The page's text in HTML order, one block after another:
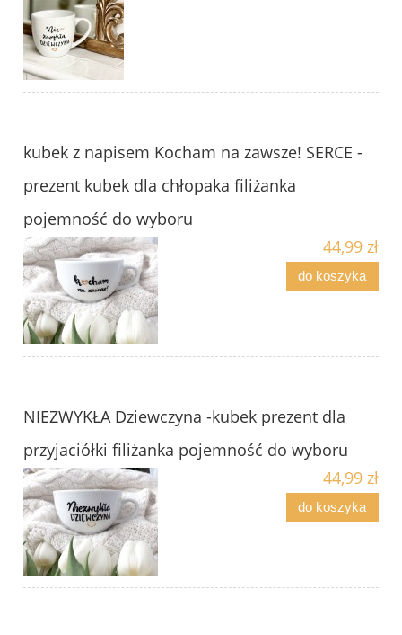
kubek z napisem Kocham na zawsze! SERCE -
prezent kubek dla chłopaka filiżanka
pojemność do wyboru
44,99 zł
do koszyka
NIEZWYKŁA Dziewczyna -kubek prezent dla
przyjaciółki filiżanka pojemność do wyboru
44,99 zł
do koszyka